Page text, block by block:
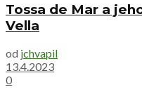
Tossa de Mar a
Vella
od jchvapil
13.4.2023
0